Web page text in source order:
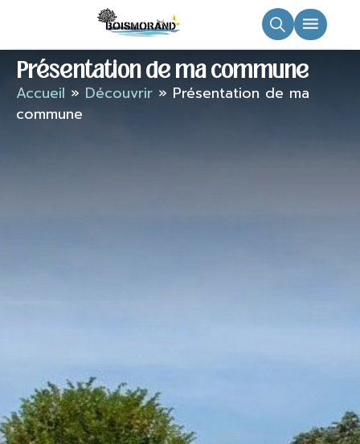
Présentation de ma commune
Accueil » Découvrir » Présentation de ma
commune